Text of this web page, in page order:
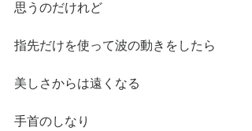
思うのだけれど
指先だけを使って波の動きをしたら
美しさからは遠くなる
手首のしなり